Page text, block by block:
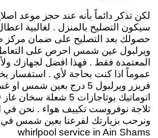
لكن تذكر دائماً بأنه عند حجز موعد
سيكون التصليح بالمنزل . لغالبية
حصولك بعد التصليح على ضمان مركز
ويرلبول عين شمس احرص على التعامل
المعتمدة فقط . فهذا افضل لجهازك
عموماً اذا كنت بحاجة لأي . استفسار
فريزر ويرلبول 5 درج بعين
ثلاجة نوفروست تكييف هواء . نحن في
ونرحب بزيارتك لفرعنا بعين شمس
whirlpool service in Ain Shams